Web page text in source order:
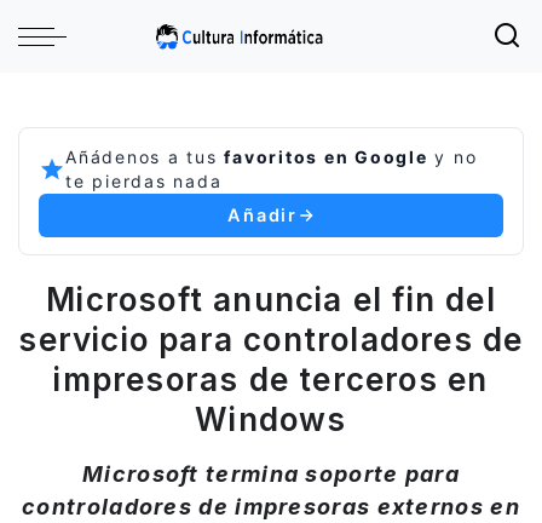
Añádenos a tusfavoritos en Google y no
te pierdas nada
Añadir
Microsoft anuncia el fin del
servicio para controladores de
impresoras de terceros en
Windows
Microsoft termina soporte para
controladores de impresoras externos en